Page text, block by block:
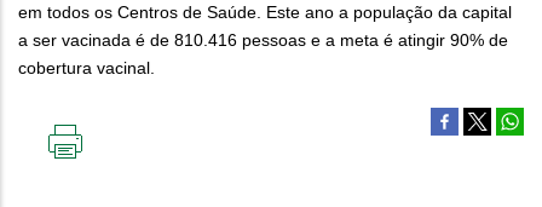
em todos os Centros de Saúde. Este ano a população da capital
a ser vacinada é de 810.416 pessoas e a meta é atingir 90% de
cobertura vacinal.